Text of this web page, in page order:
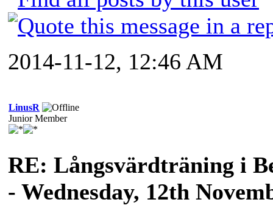
2014-11-12, 12:46 AM
LinusR
Junior Member
RE: Långsvärdträning i
- Wednesday, 12th